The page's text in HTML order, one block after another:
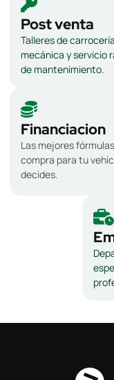
Post venta
Talleres de
mecánica y servicio
de mantenimiento.
Financiacion
Las mejores
compra para tu
decides.